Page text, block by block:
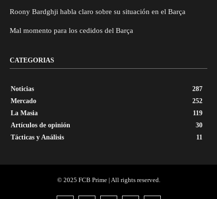
Roony Bardghji habla claro sobre su situación en el Barça
Mal momento para los cedidos del Barça
CATEGORIAS
Noticias
287
Mercado
252
La Masia
119
Artículos de opinión
30
Tácticas y Análisis
11
© 2025 FCB Prime | All rights reserved.